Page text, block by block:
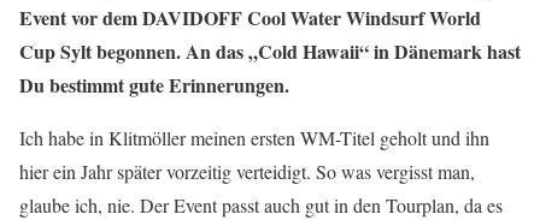
Event vor dem DAVIDOFF Cool Water Windsurf World
Cup Sylt begonnen. An das „Cold Hawaii“ in Dänemark hast
Du bestimmt gute Erinnerungen.
Ich habe in Klitmöller meinen ersten WM-Titel geholt und ihn
hier ein Jahr später vorzeitig verteidigt. So was vergisst man,
glaube ich, nie. Der Event passt auch gut in den Tourplan, da es